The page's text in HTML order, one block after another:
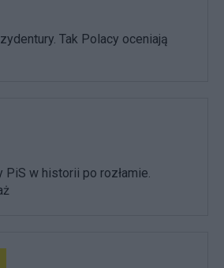
Tak Polacy oceniają
PiS w historii po rozłamie.